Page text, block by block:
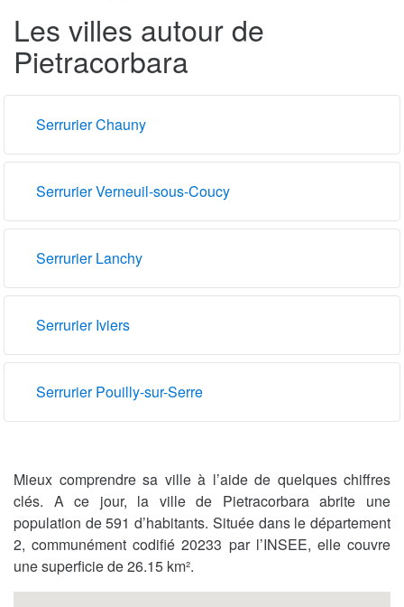
Les villes autour de
Pietracorbara
Serrurier Chauny
Serrurier Verneuil-sous-Coucy
Serrurier Lanchy
Serrurier Iviers
Serrurier Pouilly-sur-Serre
Mieux comprendre sa ville à l’aide de quelques chiffres
clés. A ce jour, la ville de Pietracorbara abrite une
population de 591 d’habitants. Située dans le département
2, communément codifié 20233 par l’INSEE, elle couvre
une superficie de 26.15 km².